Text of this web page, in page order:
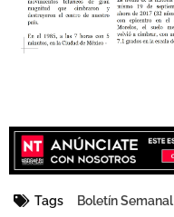
Tags Boletín Semanal